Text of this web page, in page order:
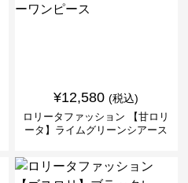
¥12,580 (税込)
ロリータファッション 【甘ロリ
ータ】ライムグリーンシアース